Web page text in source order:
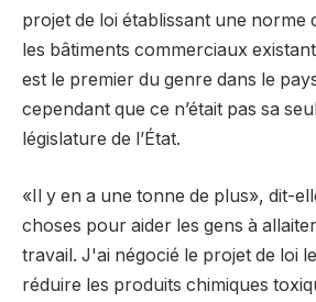
projet de loi établissant une norme
les bâtiments commerciaux
est le premier du genre dans le
cependant que ce n’était pas sa
législature de l’État.
«Il y en a une tonne de plus», dit-
choses pour aider les gens à
travail. J'ai négocié le projet de loi
réduire les produits chimiques